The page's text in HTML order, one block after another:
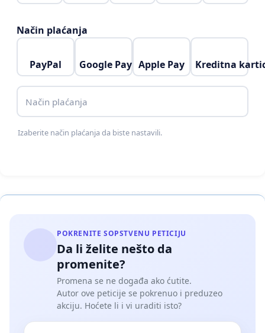
Način plaćanja
PayPal Google Pay Apple Pay Kreditna
Način plaćanja
Izaberite način plaćanja da biste nastavili.
POKRENITE SOPSTVENU PETICIJU
Da li želite nešto da
promenite?
Promena se ne događa ako ćutite.
Autor ove peticije se pokrenuo i preduzeo
akciju. Hoćete li i vi uraditi isto?